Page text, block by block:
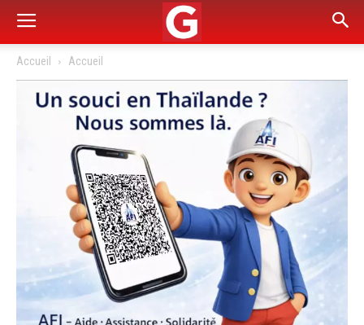
Accueil Accueil